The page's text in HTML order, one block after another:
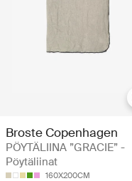
Broste Copenhagen
PÖYTÄLIINA ”GRACIE” -
Pöytäliinat
160X200CM